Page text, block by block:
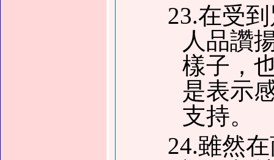
23.在受
人品讚
樣子，
是表示
支持。
24.雖然